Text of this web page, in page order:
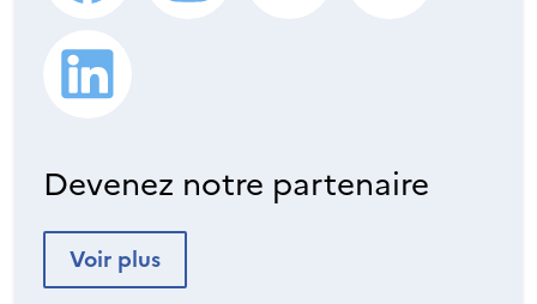
Devenez notre partenaire
Voir plus